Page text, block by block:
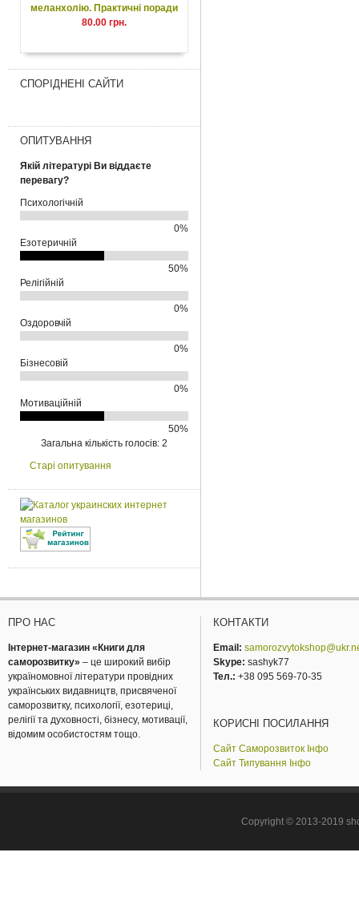
меланхолію. Практичні поради
80.00 грн.
СПОРІДНЕНІ САЙТИ
ОПИТУВАННЯ
Якій літературі Ви віддаєте
перевагу?
Психологічній
0%
Езотеричній
50%
Релігійній
0%
Оздоровчій
0%
Бізнесовій
0%
Мотиваційній
50%
Загальна кількість голосів: 2
Старі опитування
ПРО НАС
Інтернет-магазин «Книги для
саморозвитку» – це широкий вибір
україномовної літератури провідних
українських видавництв, присвяченої
саморозвитку, психології, езотериці,
релігії та духовності, бізнесу, мотивації,
відомим особистостям тощо.
КОНТАКТИ
Email:
Skype: sashyk77
Тел.: +38 095 569-70-35
КОРИСНІ ПОСИЛАННЯ
Сайт Саморозвиток Інфо
Сайт Типування Інфо
Copyright © 2013-2019